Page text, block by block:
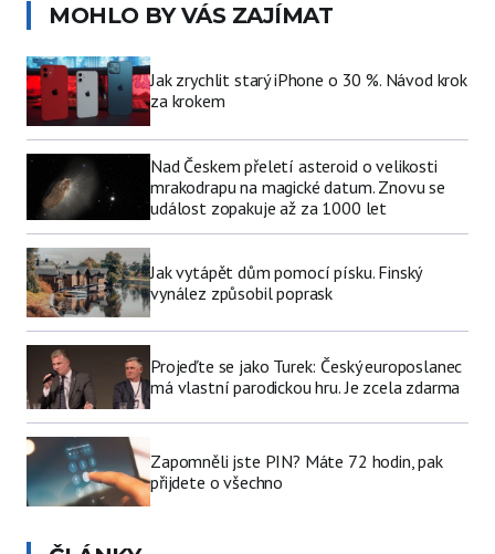
MOHLO BY VÁS ZAJÍMAT
Jak zrychlit starý iPhone o 30 %. Návod krok
za krokem
Nad Českem přeletí asteroid o velikosti
mrakodrapu na magické datum. Znovu se
událost zopakuje až za 1000 let
Jak vytápět dům pomocí písku. Finský
vynález způsobil poprask
Projeďte se jako Turek: Český europoslanec
má vlastní parodickou hru. Je zcela zdarma
Zapomněli jste PIN? Máte 72 hodin, pak
přijdete o všechno